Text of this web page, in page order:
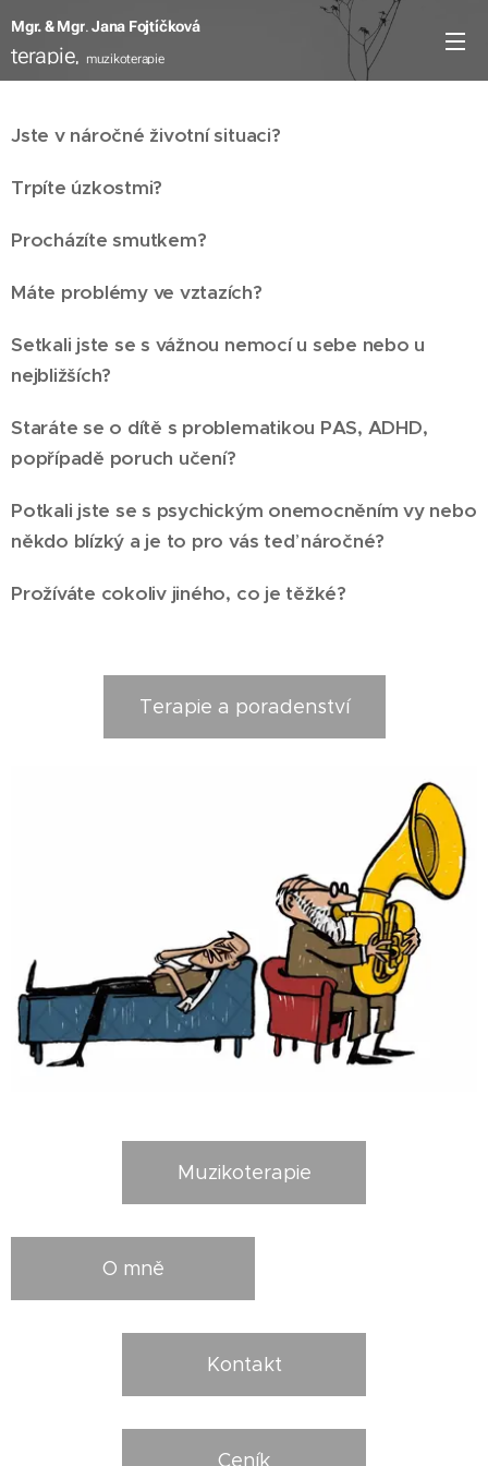
Mgr. & Mgr.Jana Fojtíčková
terapie, muzikoterapie
Jste v náročné životní situaci?
Trpíte úzkostmi?
Procházíte smutkem?
Máte problémy ve vztazích?
Setkali jste se s vážnou nemocí u sebe nebo u
nejbližších?
Staráte se o dítě s problematikou PAS, ADHD,
popřípadě poruch učení?
Potkali jste se s psychickým onemocněním vy nebo
někdo blízký a je to pro vás teď náročné?
Prožíváte cokoliv jiného, co je těžké?
Terapie a poradenství
Muzikoterapie
O mně
Kontakt
Ceník